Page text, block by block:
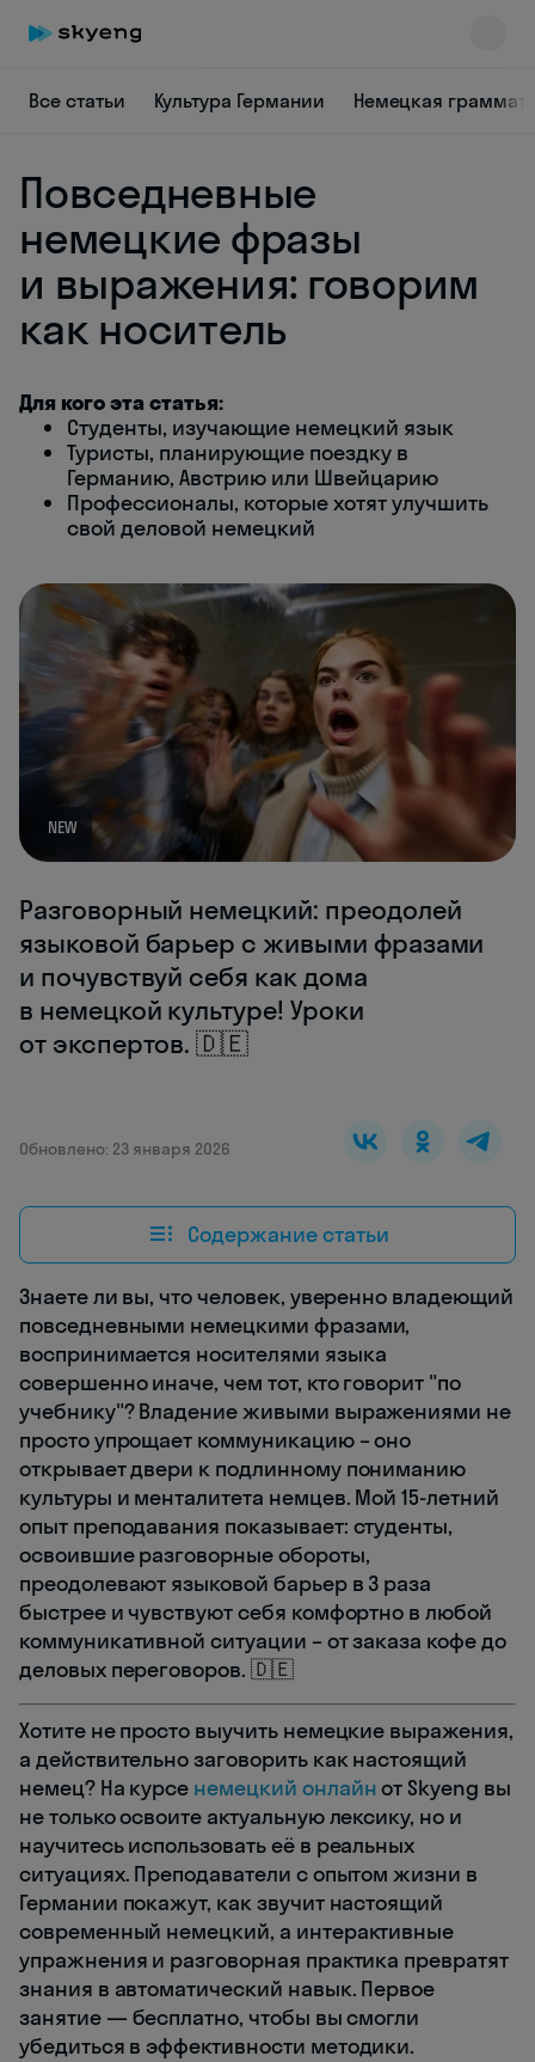
Все статьи Культура Германии Немецкая
Повседневные
немецкие фразы
и выражения: говорим
как носитель
Для кого эта статья:
Студенты, изучающие немецкий язык
Туристы, планирующие поездку в
Германию, Австрию или Швейцарию
Профессионалы, которые хотят улучшить
свой деловой немецкий
NEW
Разговорный немецкий: преодолей
языковой барьер с живыми фразами
и почувствуй себя как дома
в немецкой культуре! Уроки
от экспертов. 🇩🇪
Обновлено: 23 января 2026
Содержание статьи
Знаете ли вы, что человек, уверенно владеющий
повседневными немецкими фразами,
воспринимается носителями языка
совершенно иначе, чем тот, кто говорит "по
учебнику"? Владение живыми выражениями не
просто упрощает коммуникацию – оно
открывает двери к подлинному пониманию
культуры и менталитета немцев. Мой 15-летний
опыт преподавания показывает: студенты,
освоившие разговорные обороты,
преодолевают языковой барьер в 3 раза
быстрее и чувствуют себя комфортно в любой
коммуникативной ситуации – от заказа кофе до
деловых переговоров. 🇩🇪
Хотите не просто выучить немецкие выражения,
а действительно заговорить как настоящий
немец? На курсе немецкий онлайнот Skyeng вы
не только освоите актуальную лексику, но и
научитесь использовать её в реальных
ситуациях. Преподаватели с опытом жизни в
Германии покажут, как звучит настоящий
современный немецкий, а интерактивные
упражнения и разговорная практика превратят
знания в автоматический навык. Первое
занятие — бесплатно, чтобы вы смогли
убедиться в эффективности методики.
Skyeng Chat
online